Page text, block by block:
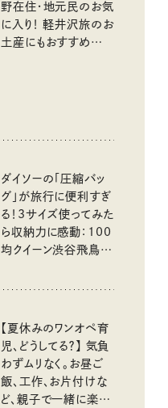
野在住・地元民のお気
に入り！ 軽井沢旅のお
土産にもおすすめのお
ダイソーの「圧縮バッ
グ」が旅行に便利すぎ
る！3サイズ使ってみた
ら収納力に感動：100
均クイーン渋谷飛鳥の
【夏休みのワンオペ育
児、どうしてる？】 気負
わずムリなく。お昼ご
飯、工作、お片付けな
ど、親子で一緒に楽し